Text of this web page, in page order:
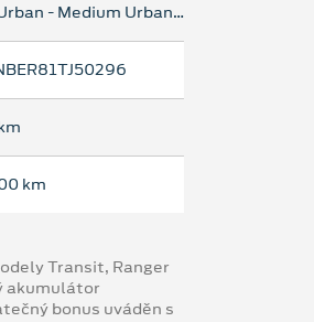
Látka Urban - Medium Urban Grey
km
Transit, Ranger
akumulátor
bonus uváděn s